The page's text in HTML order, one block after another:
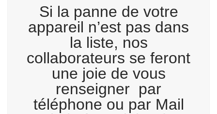
Si la panne de votre
appareil n’est pas dans
la liste, nos
collaborateurs se feront
une joie de vous
renseigner par
téléphone ou par Mail